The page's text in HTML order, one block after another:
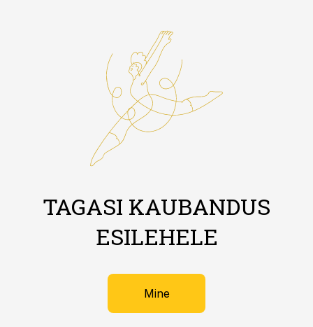
TAGASI KAUBANDUS
ESILEHELE
Mine